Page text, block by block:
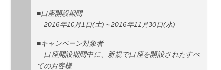
■口座開設期間
2016年10月1日(土)～2016年11月30日(水)
■キャンペーン対象者
口座開設期間中に、新規で口座を開設されたすべ
てのお客様